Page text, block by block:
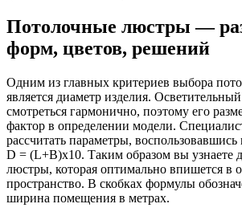
Потолочные люстры —
форм, цветов, решений
Одним из главных критериев выбора
является диаметр изделия.
смотреться гармонично, поэтому его
фактор в определении модели.
рассчитать параметры,
D = (L+B)x10. Таким образом вы узнаете
люстры, которая оптимально впишется в
пространство. В скобках формулы
ширина помещения в метрах.